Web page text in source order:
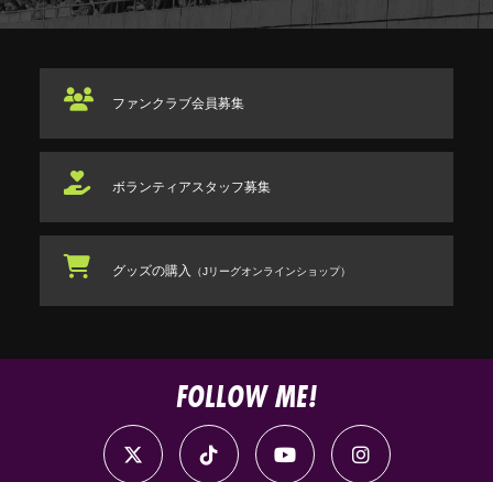
ファンクラブ会員募集
ボランティアスタッフ募集
グッズの購入 （Jリーグオンラインショップ）
FOLLOW ME!